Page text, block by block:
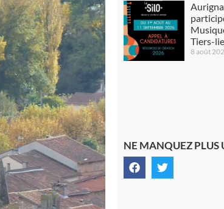
Tiers-
8 août
NE MANQUEZ PLUS